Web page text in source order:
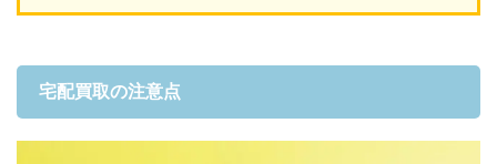
宅配買取の注意点